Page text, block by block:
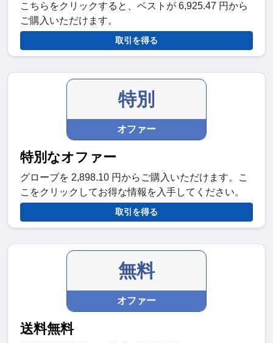
こちらをクリックすると、ベストが 6,925.47 円から
ご購入いただけます。
取引を得る
特別
オファー
特別なオファー
グローブを 2,898.10 円からご購入いただけます。こ
こをクリックしてお得な情報を入手してください。
取引を得る
無料
オファー
送料無料